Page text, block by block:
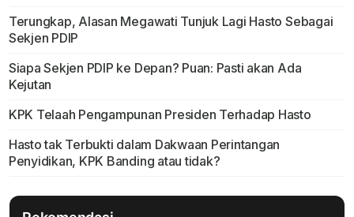
Terungkap, Alasan Megawati Tunjuk Lagi Hasto Sebagai
Sekjen PDIP
Siapa Sekjen PDIP ke Depan? Puan: Pasti akan Ada
Kejutan
KPK Telaah Pengampunan Presiden Terhadap Hasto
Hasto tak Terbukti dalam Dakwaan Perintangan
Penyidikan, KPK Banding atau tidak?